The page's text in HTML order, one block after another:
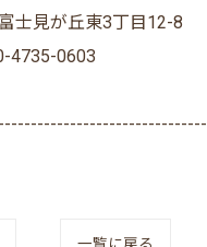
士見が丘東3丁目12-8
4735-0603